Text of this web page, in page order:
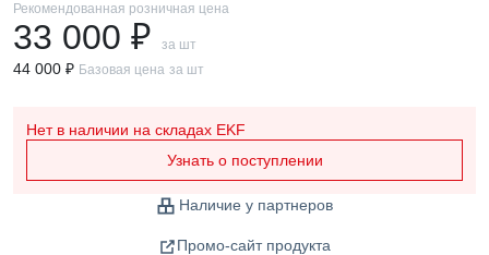
Рекомендованная розничная цена
33 000 ₽ за шт
44 000 ₽ Базовая цена за шт
Нет в наличии на складах EKF
Узнать о поступлении
Наличие у партнеров
Промо-сайт продукта